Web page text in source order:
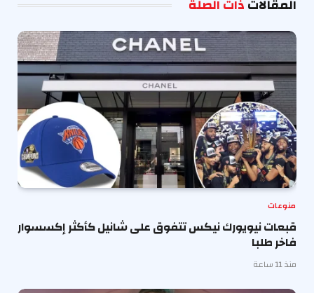
المقالاتذات الصلة
منوعات
قبعات نيويورك نيكس تتفوق على شانيل كأكثر إكسسوار
فاخر طلبا
منذ 11 ساعة